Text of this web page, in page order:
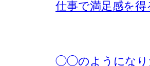
仕事で満足感を得
◯◯のようになり